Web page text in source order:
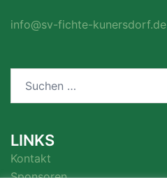
info@sv-fichte-kunersdorf.de
LINKS
Kontakt
Sponsoren